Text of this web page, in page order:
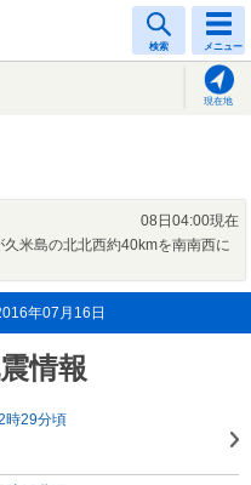
検索 メニュー
現在地
08日04:00現在
米島の北北西約40kmを南南西に
年07月16日
情報
時29分頃